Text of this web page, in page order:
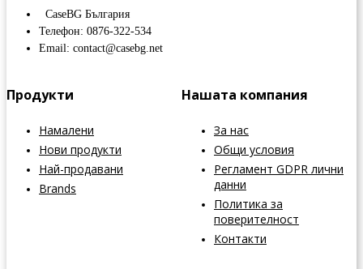
CaseBG България
Телефон: 0876-322-534
Email: contact@casebg.net
Продукти
Намалени
Нови продукти
Най-продавани
Brands
Нашата компания
За нас
Общи условия
Регламент GDPR лични
данни
Политика за
поверителност
Контакти